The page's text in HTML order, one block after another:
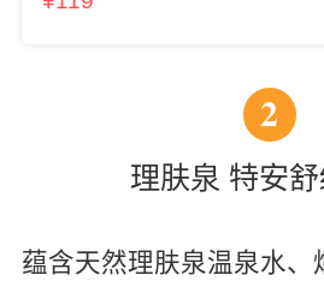
2
理肤泉 特安
蕴含天然理肤泉温泉水、